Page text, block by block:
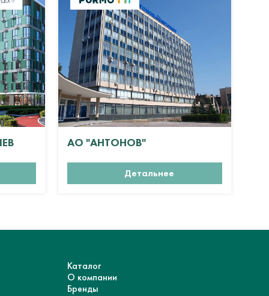
АО "АНТОНОВ"
Детальнее
Каталог
О компании
Бренды